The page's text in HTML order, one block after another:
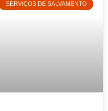
SERVIÇOS DE SALVAMENTO